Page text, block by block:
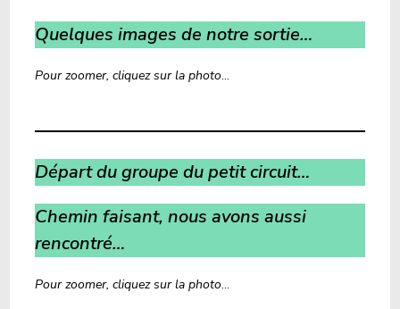
Quelques images de notre sortie…
Pour zoomer, cliquez sur la photo…
Départ du groupe du petit circuit…
Chemin faisant, nous avons aussi
rencontré…
Pour zoomer, cliquez sur la photo…